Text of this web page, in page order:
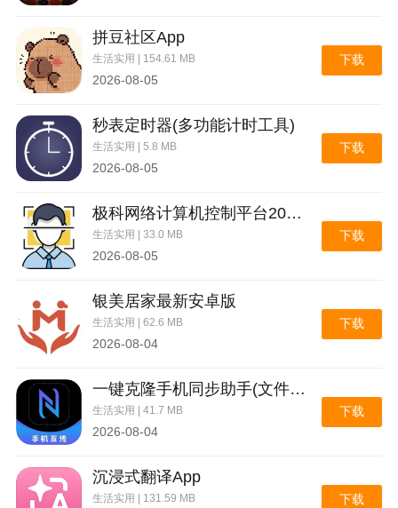
拼豆社区App
生活实用 | 154.61 MB
2026-08-05
下载
秒表定时器(多功能计时工具)
生活实用 | 5.8 MB
2026-08-05
下载
极科网络计算机控制平台2026官方最新版本
生活实用 | 33.0 MB
2026-08-05
下载
银美居家最新安卓版
生活实用 | 62.6 MB
2026-08-04
下载
一键克隆手机同步助手(文件极速互传)
生活实用 | 41.7 MB
2026-08-04
下载
沉浸式翻译App
生活实用 | 131.59 MB 下载